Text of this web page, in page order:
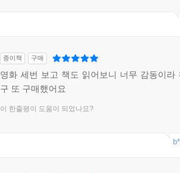
종이책 구매
영화 세번 보고 책도 읽어보니 너무 감동이라
구 또 구매했어요
이 한줄평이 도움이 되었나요?